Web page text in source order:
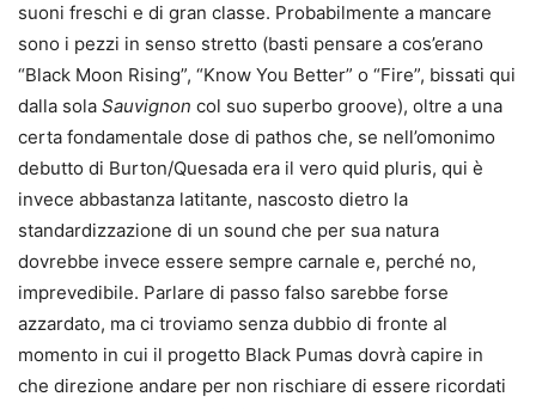
suoni freschi e di gran classe. Probabilmente a mancare
sono i pezzi in senso stretto (basti pensare a cos’erano
“Black Moon Rising”, “Know You Better” o “Fire”, bissati qui
dalla sola Sauvignon col suo superbo groove), oltre a una
certa fondamentale dose di pathos che, se nell’omonimo
debutto di Burton/Quesada era il vero quid pluris, qui è
invece abbastanza latitante, nascosto dietro la
standardizzazione di un sound che per sua natura
dovrebbe invece essere sempre carnale e, perché no,
imprevedibile. Parlare di passo falso sarebbe forse
azzardato, ma ci troviamo senza dubbio di fronte al
momento in cui il progetto Black Pumas dovrà capire in
che direzione andare per non rischiare di essere ricordati